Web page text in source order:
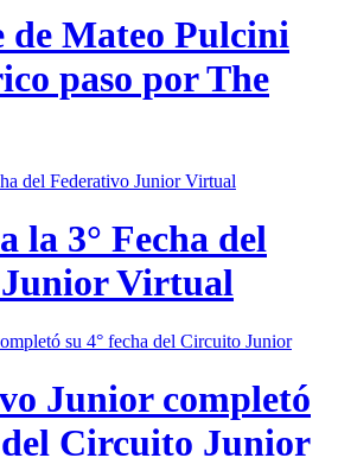
de Mateo Pulcini
paso por The
la 3° Fecha del
Virtual
Junior completó
del Circuito Junior